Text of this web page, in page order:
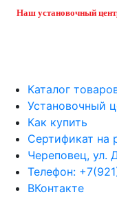
Наш установочный
Каталог
Установочный
Как купить
Сертификат на
Череповец, ул.
Телефон:
ВКонтакте